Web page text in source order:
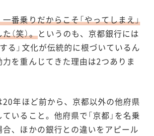
番乗りだからこそ「やってしまえ」
（笑）。というのも、京都銀行には
る」文化が伝統的に根づいているん
を重んじてきた理由は2つありま
20年ほど前から、京都以外の他府県
いること。他府県で「京都」を名乗
合、ほかの銀行との違いをアピール